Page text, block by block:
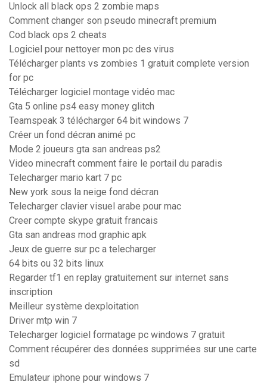
Unlock all black ops 2 zombie maps
Comment changer son pseudo minecraft premium
Cod black ops 2 cheats
Logiciel pour nettoyer mon pc des virus
Télécharger plants vs zombies 1 gratuit complete version
for pc
Télécharger logiciel montage vidéo mac
Gta 5 online ps4 easy money glitch
Teamspeak 3 télécharger 64 bit windows 7
Créer un fond décran animé pc
Mode 2 joueurs gta san andreas ps2
Video minecraft comment faire le portail du paradis
Telecharger mario kart 7 pc
New york sous la neige fond décran
Telecharger clavier visuel arabe pour mac
Creer compte skype gratuit francais
Gta san andreas mod graphic apk
Jeux de guerre sur pc a telecharger
64 bits ou 32 bits linux
Regarder tf1 en replay gratuitement sur internet sans
inscription
Meilleur système dexploitation
Driver mtp win 7
Telecharger logiciel formatage pc windows 7 gratuit
Comment récupérer des données supprimées sur une carte
sd
Emulateur iphone pour windows 7